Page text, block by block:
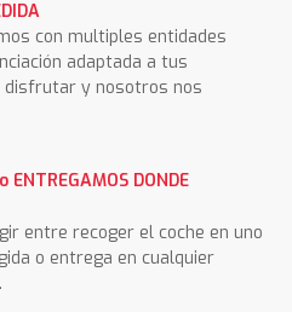
con multiples entidades
adaptada a tus
disfrutar y nosotros nos
ENTREGAMOS DONDE
entre recoger el coche en uno
o entrega en cualquier